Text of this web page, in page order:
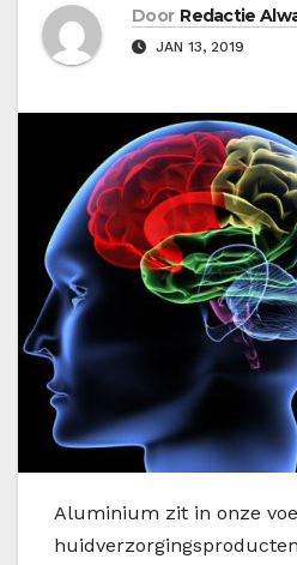
Door Redactie
JAN 13, 2019
Aluminium zit in onze